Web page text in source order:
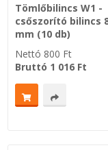
Tömlőbilincs W1 -
csőszorító bilincs
mm (10 db)
Nettó 800 Ft
Bruttó 1 016 Ft